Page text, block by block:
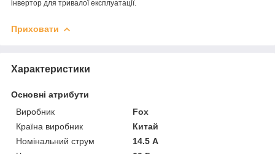
інвертор для тривалої експлуатації.
Приховати
Характеристики
Основні атрибути
Виробник
Fox
Країна виробник
Китай
Номінальний струм
14.5 А